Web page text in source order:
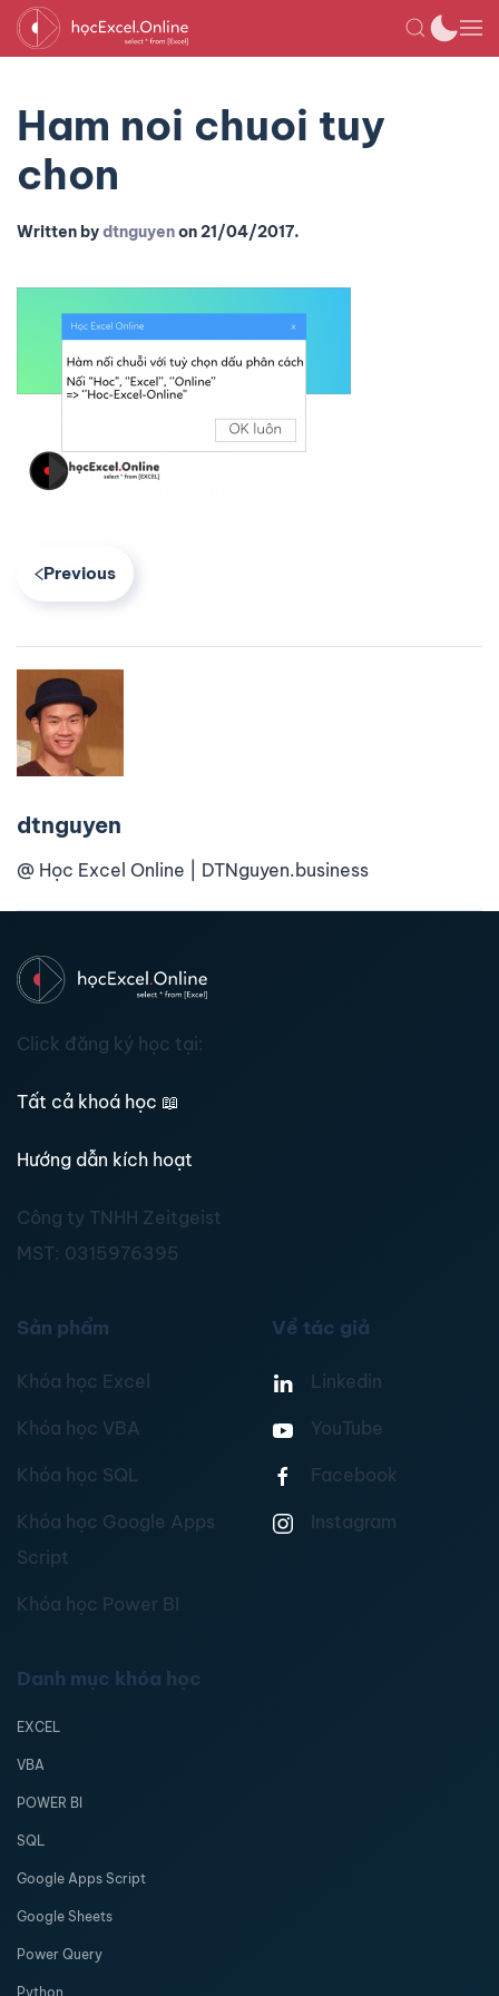
Ham noi chuoi tuy
chon
Written bydtnguyenon21/04/2017.
Previous
dtnguyen
@ Học Excel Online | DTNguyen.business
Click đăng ký học tại:
Tất cả khoá học 📖
Hướng dẫn kích hoạt
Công ty TNHH Zeitgeist
MST: 0315976395
Sản phẩm
Khóa học Excel
Khóa học VBA
Khóa học SQL
Khóa học Google Apps
Script
Khóa học Power BI
Về tác giả
Linkedin
YouTube
Facebook
Instagram
Danh mục khóa học
EXCEL
VBA
POWER BI
SQL
Google Apps Script
Google Sheets
Power Query
Python